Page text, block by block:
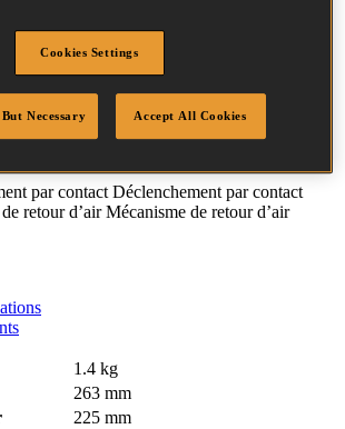
Déclenchement par contact
Mécanisme de retour d’air
1.4 kg
263 mm
225 mm
Cookies Settings
Necessary Accept All Cookies